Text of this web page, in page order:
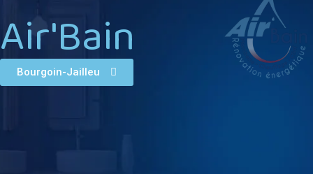
Air'Bain
Bourgoin-Jailleu